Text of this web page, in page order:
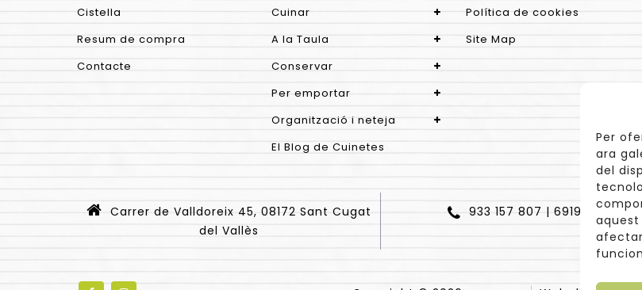
Per
ara
del
Cistella
Resum de compra
Contacte
Cuinar
A la Taula
Conservar
Per emportar
Organització i neteja
El Blog de Cuinetes
Política de cookies
Site Map
Carrer de Valldoreix 45, 08172 Sant Cugat
del Vallès
933 157 807 | 691967537